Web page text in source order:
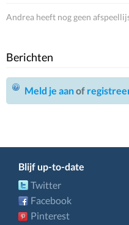
Andrea heeft nog geen
Berichten
Meld je aanof
Blijf up-to-date
Twitter
Facebook
Pinterest